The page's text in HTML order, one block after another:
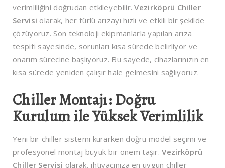
verimliliğini doğrudan etkileyebilir.Vezirköprü Chiller
Servisi olarak, her türlü arızayı hızlı ve etkili bir şekilde
çözüyoruz. Son teknoloji ekipmanlarla yapılan arıza
tespiti sayesinde, sorunları kısa sürede belirliyor ve
onarım sürecine başlıyoruz. Bu sayede, cihazlarınızın en
kısa sürede yeniden çalışır hale gelmesini sağlıyoruz.
Chiller Montajı: Doğru
Kurulum ile Yüksek Verimlilik
Yeni bir chiller sistemi kurarken doğru model seçimi ve
profesyonel montaj büyük bir önem taşır.Vezirköprü
Chiller Servisi olarak, ihtiyacınıza en uygun chiller